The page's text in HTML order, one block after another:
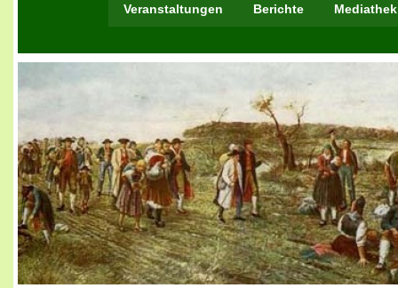
Veranstaltungen Berichte Mediathek